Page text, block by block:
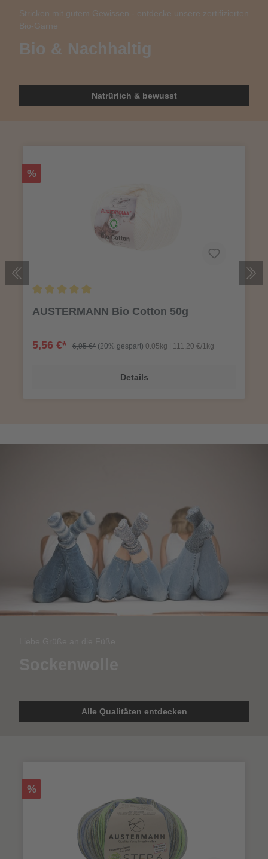
Stricken mit gutem Gewissen - entdecke unsere zertifizierten
Bio-Garne
Bio & Nachhaltig
Natrürlich & bewusst
%
AUSTERMANN Bio Cotton 50g
5,56 €* 6,95 €* (20% gespart) 0.05kg | 111,20 €/1kg
Details
Alle Qualitäten entdecken
%